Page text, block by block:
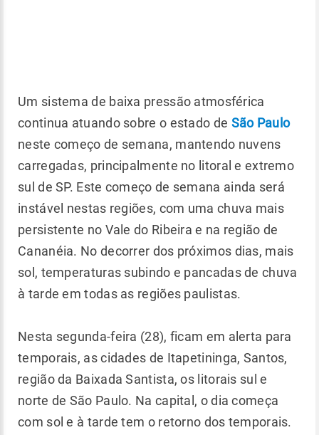
Um sistema de baixa pressão atmosférica
continua atuando sobre o estado de São Paulo
neste começo de semana, mantendo nuvens
carregadas, principalmente no litoral e extremo
sul de SP. Este começo de semana ainda será
instável nestas regiões, com uma chuva mais
persistente no Vale do Ribeira e na região de
Cananéia. No decorrer dos próximos dias, mais
sol, temperaturas subindo e pancadas de chuva
à tarde em todas as regiões paulistas.
Nesta segunda-feira (28), ficam em alerta para
temporais, as cidades de Itapetininga, Santos,
região da Baixada Santista, os litorais sul e
norte de São Paulo. Na capital, o dia começa
com sol e à tarde tem o retorno dos temporais.